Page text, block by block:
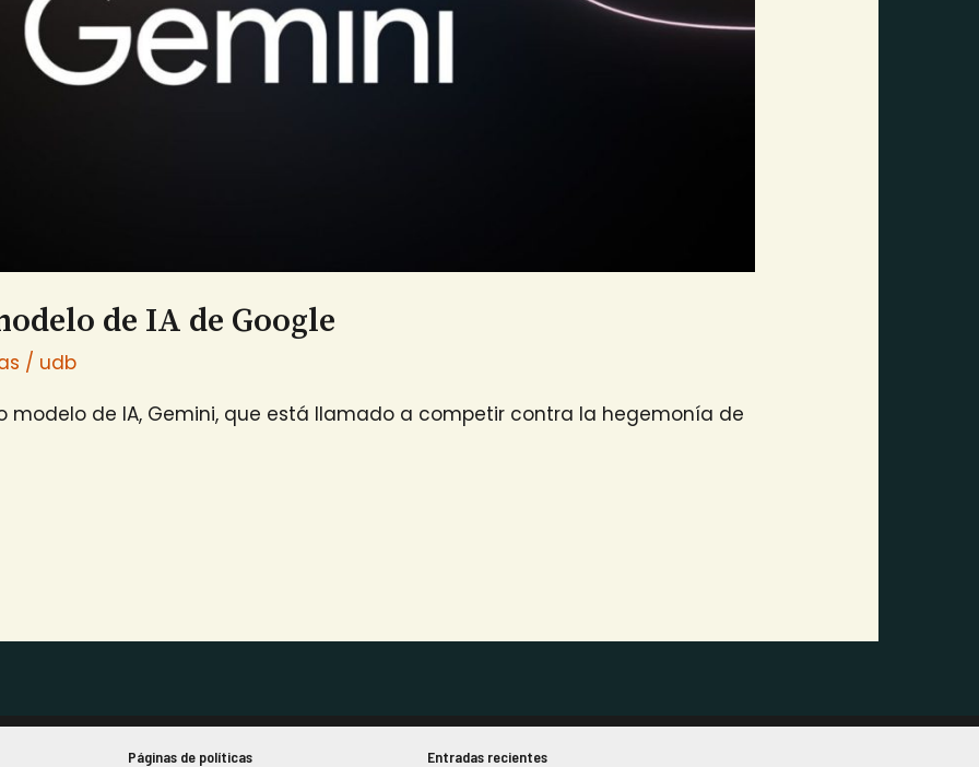
de IA de Google
/ udb
modelo de IA, Gemini, que está llamado a competir contra la hegemonía de
Páginas de políticas Entradas recientes